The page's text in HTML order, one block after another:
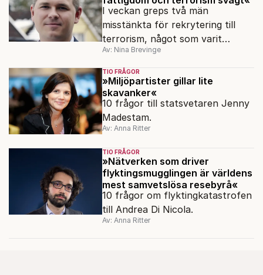
I veckan greps två män
misstänkta för rekrytering till
terrorism, något som varit
förbjudet sedan 2010. Varför
skedde det första gripandet först
nu?
Av: Nina Brevinge
TIO FRÅGOR
»Miljöpartister gillar lite
skavanker«
10 frågor till statsvetaren Jenny
Madestam.
Av: Anna Ritter
TIO FRÅGOR
»Nätverken som driver
flyktingsmugglingen är världens
mest samvetslösa resebyrå«
10 frågor om flyktingkatastrofen
till Andrea Di Nicola.
Av: Anna Ritter